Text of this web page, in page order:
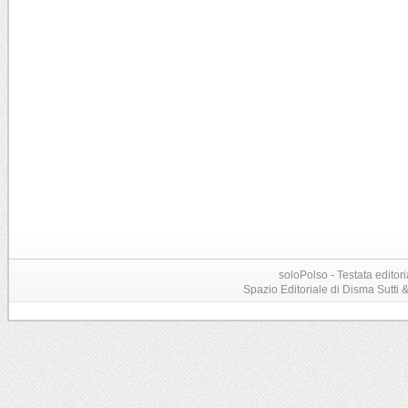
soloPolso - Testata
Spazio Editoriale di Disma Sutti